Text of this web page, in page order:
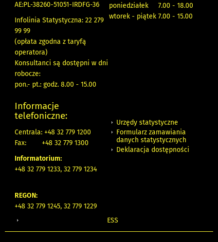
AE:PL-38260-51051-IRDFG-36
Infolinia Statystyczna: 22 279
99 99
(opłata zgodna z taryfą
operatora)
Konsultanci są dostępni w dni
robocze:
pon.- pt.: godz. 8.00 - 15.00
poniedziałek 7.00 - 18.00
wtorek - piątek 7.00 - 15.00
Informacje
telefoniczne:
Centrala: +48 32 779 1200
Fax:
+48 32 779 1300
Informatorium:
+48 32 779 1233, 32 779 1234
REGON:
+48 32 779 1245, 32 779 1229
Urzędy statystyczne
Formularz zamawiania
danych statystycznych
Deklaracja dostępności
ESS